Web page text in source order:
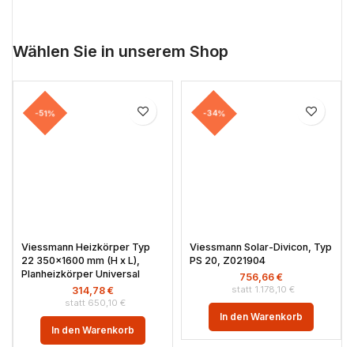
Wählen Sie in unserem Shop
-51%
Viessmann Heizkörper Typ
22 350×1600 mm (H x L),
Planheizkörper Universal
650,10 €
314,78 €
In den Warenkorb
-34%
Viessmann Solar-Divicon, Typ
PS 20, Z021904
1.178,10 €
756,66 €
In den Warenkorb